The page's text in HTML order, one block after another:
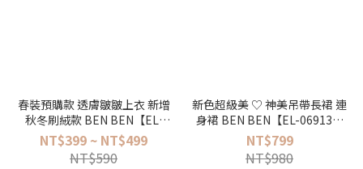
春裝預購款 透膚皺皺上衣 新增
秋冬刷絨款 BEN BEN【EL-
9093】
NT$399 ~ NT$499
NT$590
新色超級美 ♡ 神美吊帶長裙 連
身裙 BEN BEN【EL-06913】
現貨
NT$799
NT$980